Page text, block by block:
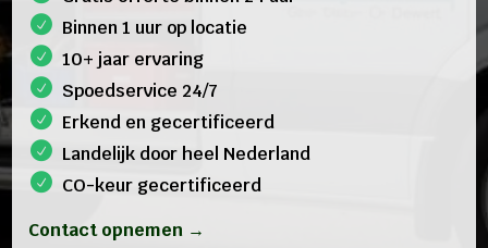
Binnen 1 uur op locatie
10+ jaar ervaring
Spoedservice 24/7
Erkend en gecertificeerd
Landelijk door heel Nederland
CO-keur gecertificeerd
Contact opnemen →